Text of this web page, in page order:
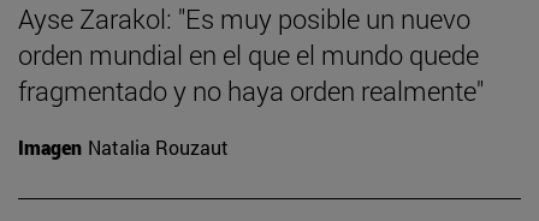
Ayse Zarakol: "Es muy posible un nuevo
orden mundial en el que el mundo quede
fragmentado y no haya orden realmente"
Imagen Natalia Rouzaut